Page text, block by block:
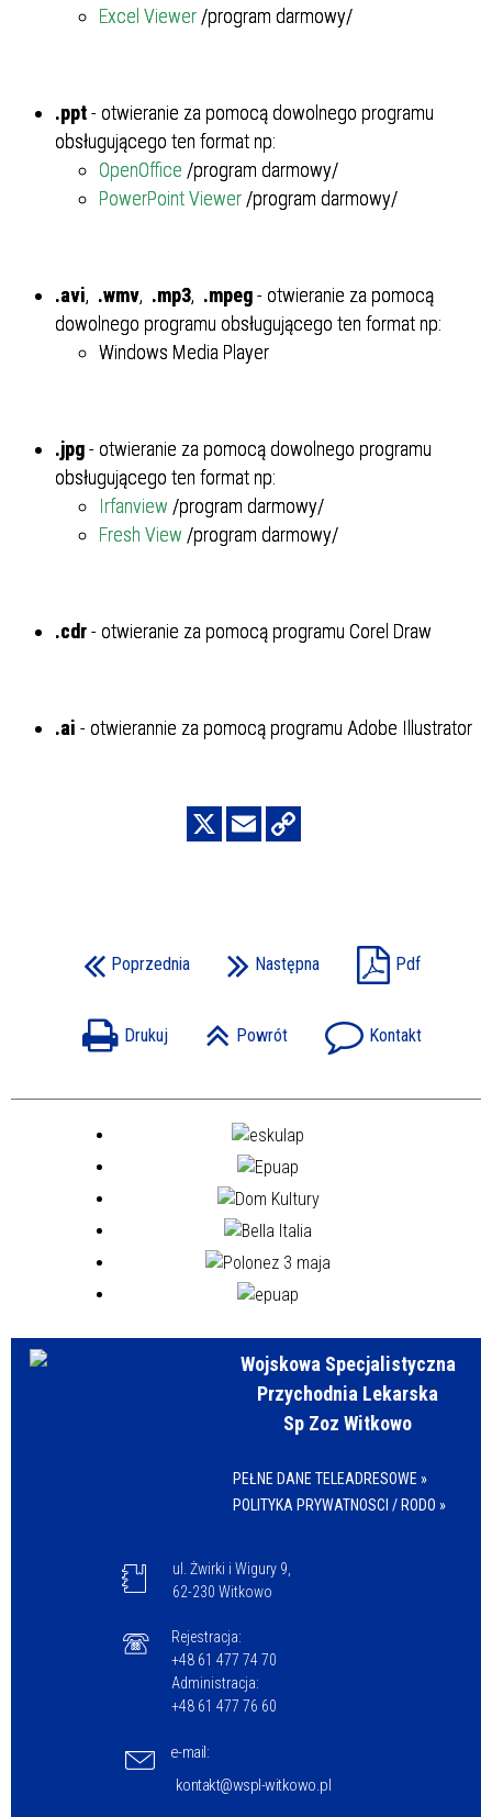
Excel Viewer /program darmowy/
.ppt- otwieranie za pomocą dowolnego programu
obsługującego ten format np:
OpenOffice /program darmowy/
PowerPoint Viewer /program darmowy/
.avi, .wmv, .mp3, .mpeg- otwieranie za pomocą
dowolnego programu obsługującego ten format np:
Windows Media Player
.jpg- otwieranie za pomocą dowolnego programu
obsługującego ten format np:
Irfanview /program darmowy/
Fresh View /program darmowy/
.cdr- otwieranie za pomocą programu Corel Draw
.ai - otwierannie za pomocą programu Adobe Illustrator
Poprzednia Następna Pdf
Drukuj Powrót Kontakt
Wojskowa Specjalistyczna
Przychodnia Lekarska
Sp Zoz Witkowo
PEŁNE DANE TELEADRESOWE »
POLITYKA PRYWATNOSCI / RODO »
ul. Żwirki i Wigury 9,
62-230 Witkowo
Rejestracja:
+48 61 477 74 70
Administracja:
+48 61 477 76 60
e-mail:
kontakt@wspl-witkowo.pl